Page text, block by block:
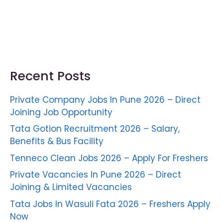
Recent Posts
Private Company Jobs In Pune 2026 – Direct
Joining Job Opportunity
Tata Gotion Recruitment 2026 – Salary,
Benefits & Bus Facility
Tenneco Clean Jobs 2026 – Apply For Freshers
Private Vacancies In Pune 2026 – Direct
Joining & Limited Vacancies
Tata Jobs In Wasuli Fata 2026 – Freshers Apply
Now